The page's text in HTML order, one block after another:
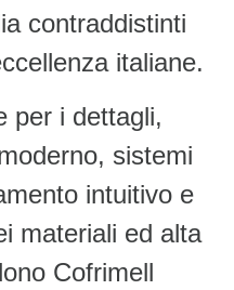
contraddistinti
italiane.
per i dettagli,
sistemi
intuitivo e
materiali ed alta
Cofrimell